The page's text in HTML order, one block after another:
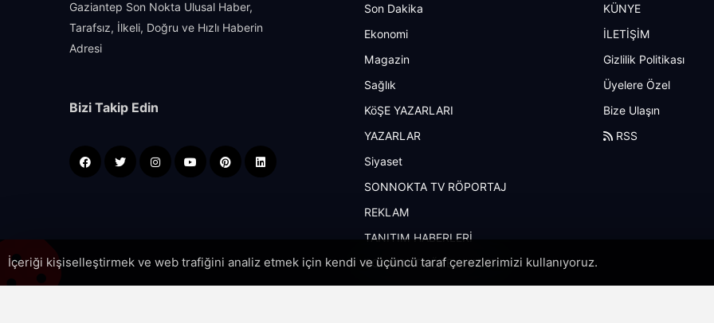
Gaziantep Son Nokta Ulusal Haber,
Tarafsız, İlkeli, Doğru ve Hızlı Haberin
Adresi
Bizi Takip Edin
Son Dakika
Ekonomi
Magazin
Sağlık
KöŞE YAZARLARI
YAZARLAR
Siyaset
SONNOKTA TV RÖPORTAJ
REKLAM
TANITIM HABERLERİ
SONNOKTA ÖZEL HABER
KÜNYE
İLETİŞİM
Gizlilik Politikası
Üyelere Özel
Bize Ulaşın
RSS
İçeriği kişiselleştirmek ve web trafiğini analiz etmek için kendi ve üçüncü taraf çerezlerimizi kullanıyoruz.